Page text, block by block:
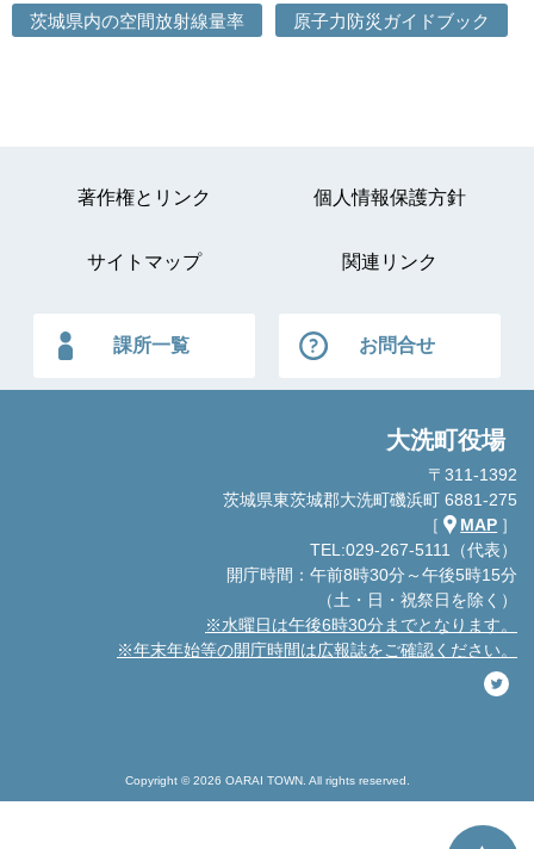
茨城県内の空間放射線量率 原子力防災ガイドブック
著作権とリンク 個人情報保護方針
サイトマップ 関連リンク
課所一覧 お問合せ
大洗町役場
〒311-1392
茨城県東茨城郡大洗町磯浜町 6881-275
［
MAP ］
TEL:029-267-5111（代表）
開庁時間：午前8時30分～午後5時15分
（土・日・祝祭日を除く）
※水曜日は午後6時30分までとなります。
※年末年始等の開庁時間は広報誌をご確認ください。
Copyright © 2026 OARAI TOWN. All rights reserved.